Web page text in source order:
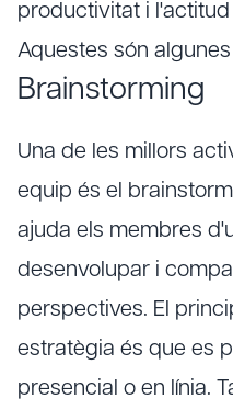
productivitat i
Aquestes són
Brainstorming
Una de les millors
equip és el
ajuda els membres
desenvolupar i
perspectives. El
estratègia és que es
presencial o en línia.